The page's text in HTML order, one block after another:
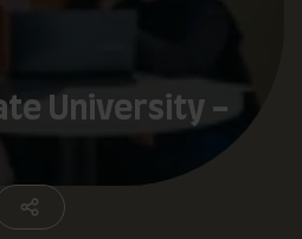
University -